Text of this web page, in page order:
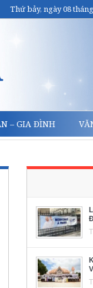
Thứ bảy, ngày 08
– GIA ĐÌNH